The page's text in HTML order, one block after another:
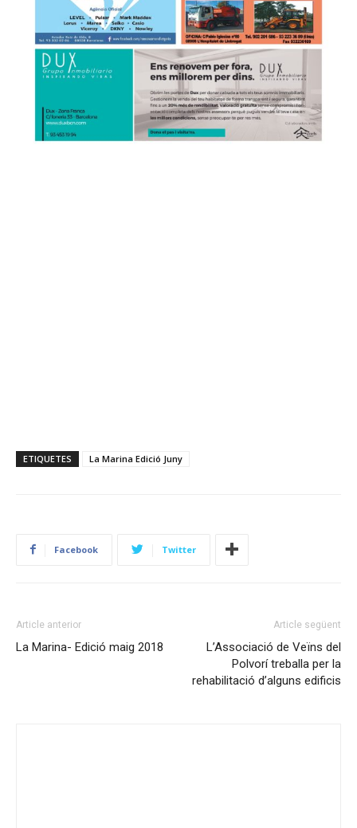
ETIQUETES La Marina Edició Juny
Facebook Twitter
Article anterior
La Marina- Edició maig 2018
Article següent
L’Associació de Veïns del
Polvorí treballa per la
rehabilitació d’alguns edificis